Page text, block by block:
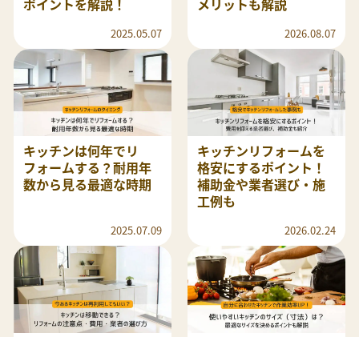
2025.05.07 2026.08.07
キッチンは何年でリ
フォームする？耐用年
数から見る最適な時期
2025.07.09
キッチンリフォームを
格安にするポイント！
補助金や業者選び・施
工例も
2026.02.24